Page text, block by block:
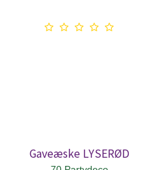
Gaveæske LYSERØD